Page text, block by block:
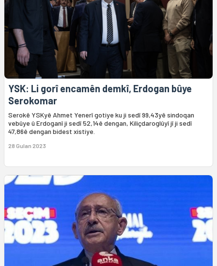
YSK: Li gorî encamên demkî, Erdogan bûye
Serokomar
Serokê YSKyê Ahmet Yenerî gotiye ku ji sedî 99,43yê sindoqan
vebûye û Erdoganî ji sedî 52,14ê dengan, Kiliçdaroglûyî jî ji sedî
47,86ê dengan bidest xistiye.
28 Gulan 2023